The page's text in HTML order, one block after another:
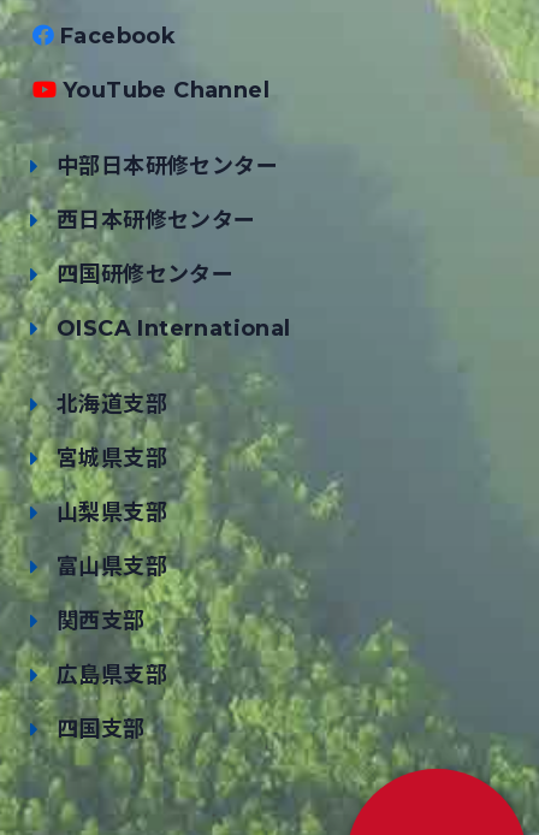
Facebook
YouTube Channel
中部日本研修センター
西日本研修センター
四国研修センター
OISCA International
北海道支部
宮城県支部
山梨県支部
富山県支部
関西支部
広島県支部
四国支部